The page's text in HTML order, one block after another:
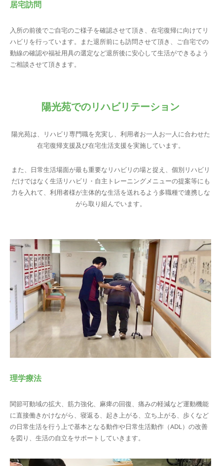
居宅訪問
入所の前後でご自宅のご様子を確認させて頂き、在宅復帰に向けてリ
ハビリを行っています。また退所前にも訪問させて頂き、ご自宅での
動線の確認や福祉用具の選定など退所後に安心して生活ができるよう
ご相談させて頂きます。
陽光苑でのリハビリテーション
陽光苑は、リハビリ専門職を充実し、利用者お一人お一人に合わせた
在宅復帰支援及び在宅生活支援を実施しています。
また、日常生活場面が最も重要なリハビリの場と捉え、個別リハビリ
だけではなく生活リハビリ・自主トレーニングメニューの提案等にも
力を入れて、利用者様が主体的な生活を送れるよう多職種で連携しな
がら取り組んでいます。
理学療法
関節可動域の拡大、筋力強化、麻痺の回復、痛みの軽減など運動機能
に直接働きかけながら、寝返る、起き上がる、立ち上がる、歩くなど
の日常生活を行う上で基本となる動作や日常生活動作（ADL）の改善
を図り、生活の自立をサポートしていきます。